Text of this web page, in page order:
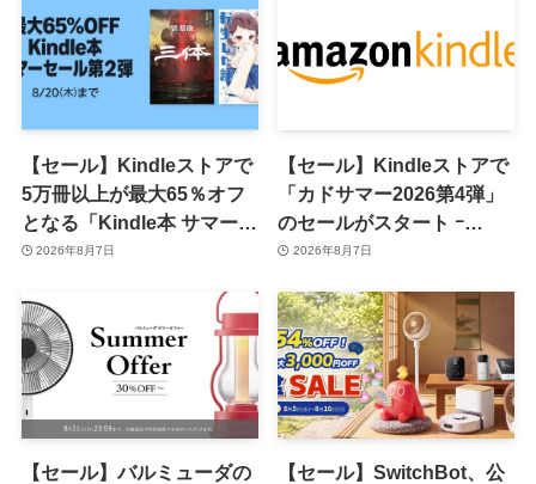
【セール】Kindleストアで
5万冊以上が最大65％オフ
となる「Kindle本 サマーセ
ール第2弾」がスタート
2026年8月7日
【セール】Kindleストアで
「カドサマー2026第4弾」
のセールがスタート ｰ
KADOKAWAのKindle本
フに
2026年8月7日
【セール】バルミューダの
【セール】SwitchBot、公